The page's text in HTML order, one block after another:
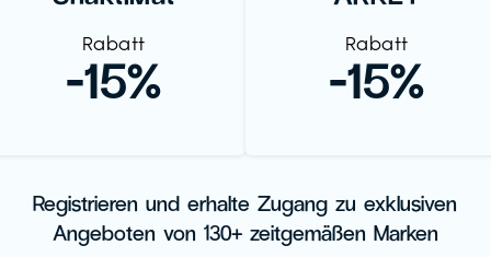
Rabatt
-15%
Rabatt
-15%
Registrieren und erhalte Zugang zu exklusiven
Angeboten von 130+ zeitgemäßen Marken